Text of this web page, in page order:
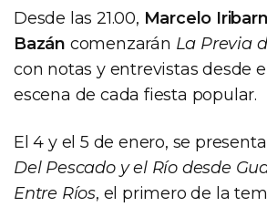
Desde las 21.00, Marcelo
Bazán comenzarán La Previa
con notas y entrevistas desde
escena de cada fiesta popular.
El 4 y el 5 de enero, se
Del Pescado y el Río desde
Entre Ríos, el primero de la